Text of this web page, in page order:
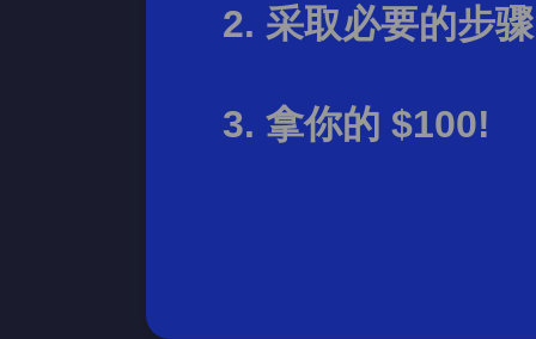
采取必要的步骤
拿你的 $100!